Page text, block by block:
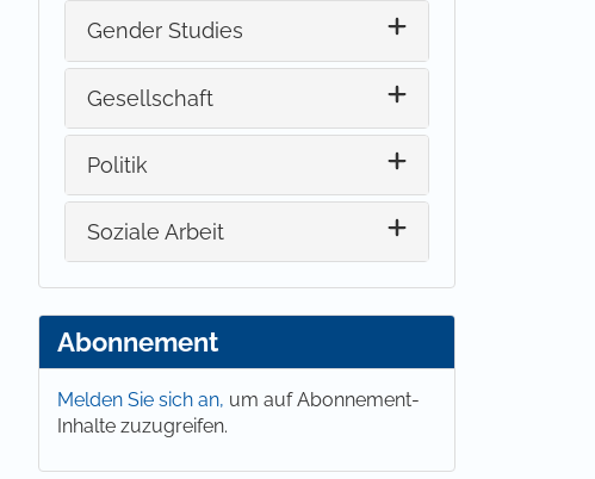
Gender Studies
Gesellschaft
Politik
Soziale Arbeit
Abonnement
Melden Sie sich an, um auf Abonnement-
Inhalte zuzugreifen.